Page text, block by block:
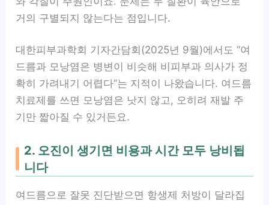
거의 구별되지 않는다는 점입니다.
대한피부과학회 기자간담회(2025년 9월)에서도 “여
드름과 모낭염은 병변이 비슷해 비피부과 의사가 정
확히 가려내기 어렵다”는 지적이 나왔습니다. 여드름
치료제를 쓰면 모낭염은 낫지 않고, 오히려 재발 주
기만 짧아질 수 있거든요.
2. 오진이 생기면 비용과 시간 모두 낭비됩
니다
여드름으로 잘못 진단받으면 항생제 처방이 달라집